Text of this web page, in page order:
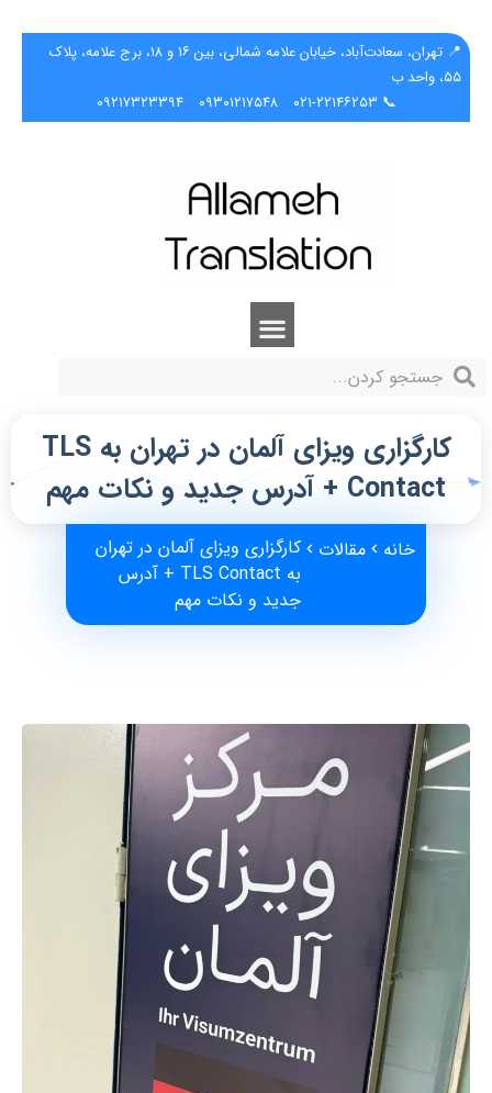
📍 تهران، سعادت‌آباد، خیابان علامه شمالی، بین ۱۶ و ۱۸، برج علامه، پلاک
۵۵، واحد ب
📞 ۰۲۱-۲۲۱۴۶۲۵۳
۰۹۳۰۱۲۱۷۵۴۸ ۰۹۲۱۷۳۲۳۳۹۴
کارگزاری ویزای آلمان در تهران به TLS
Contact + آدرس جدید و نکات مهم
خانه مقالات
کارگزاری ویزای آلمان در تهران
به TLS Contact + آدرس
جدید و نکات مهم